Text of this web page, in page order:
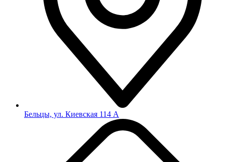
Бельцы, ул. Киевская 114 А